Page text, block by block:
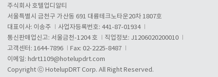
주식회사 호텔업디알티
서울특별시 금천구 가산동 691 대륭테크노타운20차 1807호
대표이사: 이송주
사업자등록번호: 441-87-01934
통신판매업신고: 서울금천-1204 호
직업정보: J1206020200010
고객센터: 1644-7896
Fax: 02-2225-8487
이메일: hdrt1109@hotelupdrt.com
Copyright ⓒ HotelupDRT Corp. All Right Reserved.